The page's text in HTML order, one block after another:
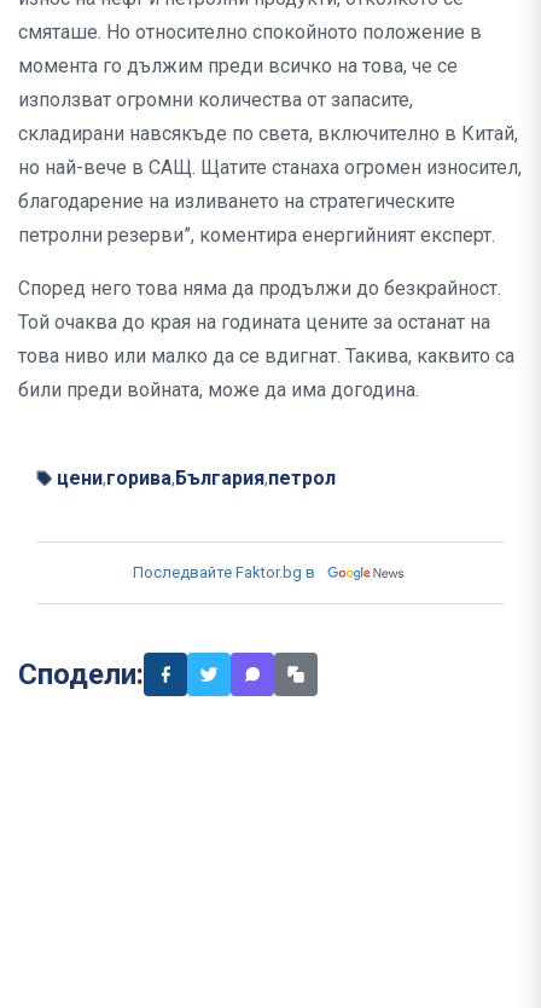
смяташе. Но относително спокойното положение в
момента го дължим преди всичко на това, че се
използват огромни количества от запасите,
складирани навсякъде по света, включително в Китай,
но най-вече в САЩ. Щатите станаха огромен износител,
благодарение на изливането на стратегическите
петролни резерви”, коментира енергийният експерт.
Според него това няма да продължи до безкрайност.
Той очаква до края на годината цените за останат на
това ниво или малко да се вдигнат. Такива, каквито са
били преди войната, може да има догодина.
цени,горива, България,петрол
Последвайте Faktor.bg в
Сподели: